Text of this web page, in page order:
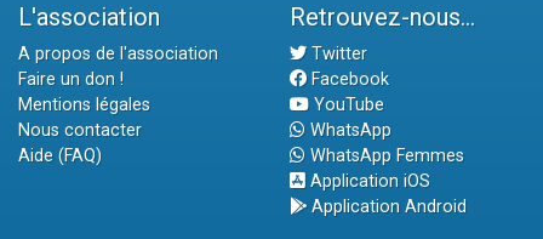
L'association
A propos de l'association
Faire un don !
Mentions légales
Nous contacter
Aide (FAQ)
Retrouvez-nous...
Twitter
Facebook
YouTube
WhatsApp
WhatsApp Femmes
Application iOS
Application Android